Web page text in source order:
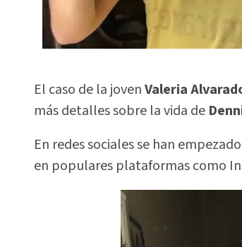
El caso de la jovenValeria
más detalles sobre la vida de
En redes sociales se han
en populares plataformas como